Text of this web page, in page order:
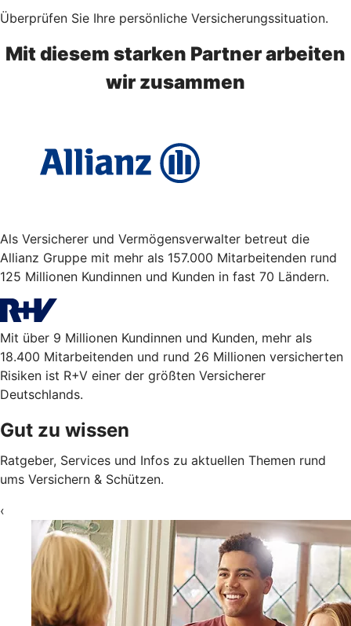
Überprüfen Sie Ihre persönliche Versicherungssituation.
Mit diesem starken Partner arbeiten
wir zusammen
Als Versicherer und Vermögensverwalter betreut die
Allianz Gruppe mit mehr als 157.000 Mitarbeitenden rund
125 Millionen Kundinnen und Kunden in fast 70 Ländern.
Mit über 9 Millionen Kundinnen und Kunden, mehr als
18.400 Mitarbeitenden und rund 26 Millionen versicherten
Risiken ist R+V einer der größten Versicherer
Deutschlands.
Gut zu wissen
Ratgeber, Services und Infos zu aktuellen Themen rund
ums Versichern & Schützen.
‹